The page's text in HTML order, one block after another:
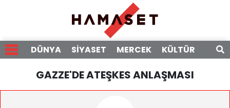
DÜNYA SİYASET MERCEK KÜLTÜR
GAZZE'DE ATEŞKES ANLAŞMASI